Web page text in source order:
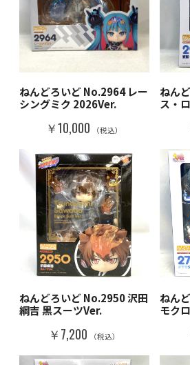
ねんどろいど No.2964 レー
シングミク 2026Ver.
￥10,000 （税込）
ねん
ス・
ねんどろいど No.2950 沢田
綱吉 黒スーツVer.
￥7,200 （税込）
ねん
モク